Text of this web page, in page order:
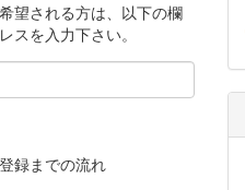
望される方は、以下の欄
スを入力下さい。
録までの流れ